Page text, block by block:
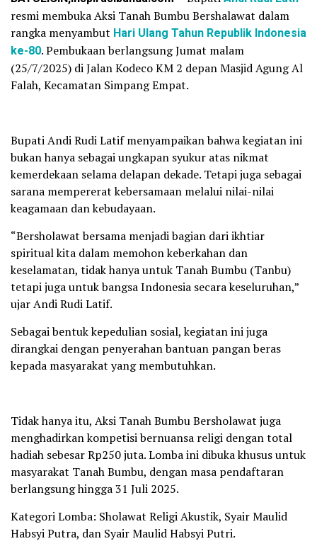
resmi membuka Aksi Tanah Bumbu Bershalawat dalam
rangka menyambut Hari Ulang Tahun Republik Indonesia
ke-80. Pembukaan berlangsung Jumat malam
(25/7/2025) di Jalan Kodeco KM 2 depan Masjid Agung Al
Falah, Kecamatan Simpang Empat.
Bupati Andi Rudi Latif menyampaikan bahwa kegiatan ini
bukan hanya sebagai ungkapan syukur atas nikmat
kemerdekaan selama delapan dekade. Tetapi juga sebagai
sarana mempererat kebersamaan melalui nilai-nilai
keagamaan dan kebudayaan.
“Bersholawat bersama menjadi bagian dari ikhtiar
spiritual kita dalam memohon keberkahan dan
keselamatan, tidak hanya untuk Tanah Bumbu (Tanbu)
tetapi juga untuk bangsa Indonesia secara keseluruhan,”
ujar Andi Rudi Latif.
Sebagai bentuk kepedulian sosial, kegiatan ini juga
dirangkai dengan penyerahan bantuan pangan beras
kepada masyarakat yang membutuhkan.
Tidak hanya itu, Aksi Tanah Bumbu Bersholawat juga
menghadirkan kompetisi bernuansa religi dengan total
hadiah sebesar Rp250 juta. Lomba ini dibuka khusus untuk
masyarakat Tanah Bumbu, dengan masa pendaftaran
berlangsung hingga 31 Juli 2025.
Kategori Lomba: Sholawat Religi Akustik, Syair Maulid
Habsyi Putra, dan Syair Maulid Habsyi Putri.